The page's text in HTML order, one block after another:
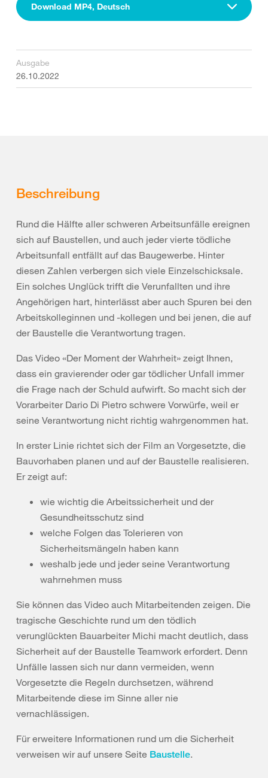
Download MP4, Deutsch
Ausgabe
26.10.2022
Beschreibung
Rund die Hälfte aller schweren Arbeitsunfälle ereignen
sich auf Baustellen, und auch jeder vierte tödliche
Arbeitsunfall entfällt auf das Baugewerbe. Hinter
diesen Zahlen verbergen sich viele Einzelschicksale.
Ein solches Unglück trifft die Verunfallten und ihre
Angehörigen hart, hinterlässt aber auch Spuren bei den
Arbeitskolleginnen und -kollegen und bei jenen, die auf
der Baustelle die Verantwortung tragen.
Das Video «Der Moment der Wahrheit» zeigt Ihnen,
dass ein gravierender oder gar tödlicher Unfall immer
die Frage nach der Schuld aufwirft. So macht sich der
Vorarbeiter Dario Di Pietro schwere Vorwürfe, weil er
seine Verantwortung nicht richtig wahrgenommen hat.
In erster Linie richtet sich der Film an Vorgesetzte, die
Bauvorhaben planen und auf der Baustelle realisieren.
Er zeigt auf:
wie wichtig die Arbeitssicherheit und der
Gesundheitsschutz sind
welche Folgen das Tolerieren von
Sicherheitsmängeln haben kann
weshalb jede und jeder seine Verantwortung
wahrnehmen muss
Sie können das Video auch Mitarbeitenden zeigen. Die
tragische Geschichte rund um den tödlich
verunglückten Bauarbeiter Michi macht deutlich, dass
Sicherheit auf der Baustelle Teamwork erfordert. Denn
Unfälle lassen sich nur dann vermeiden, wenn
Vorgesetzte die Regeln durchsetzen, während
Mitarbeitende diese im Sinne aller nie
vernachlässigen.
Für erweitere Informationen rund um die Sicherheit
verweisen wir auf unsere Seite Baustelle.